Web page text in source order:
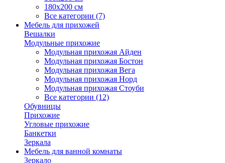
180х200 см
Все категории (7)
Мебель для прихожей
Вешалки
Модульные прихожие
Модульная прихожая Айден
Модульная прихожая Бостон
Модульная прихожая Вега
Модульная прихожая Норд
Модульная прихожая Стоуби
Все категории (12)
Обувницы
Прихожие
Угловые прихожие
Банкетки
Зеркала
Мебель для ванной комнаты
Зеркало